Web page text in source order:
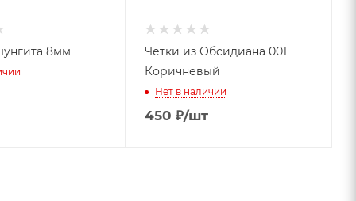
8мм
Четки из Обсидиана 001
Коричневый
Нет в наличии
450 ₽/шт